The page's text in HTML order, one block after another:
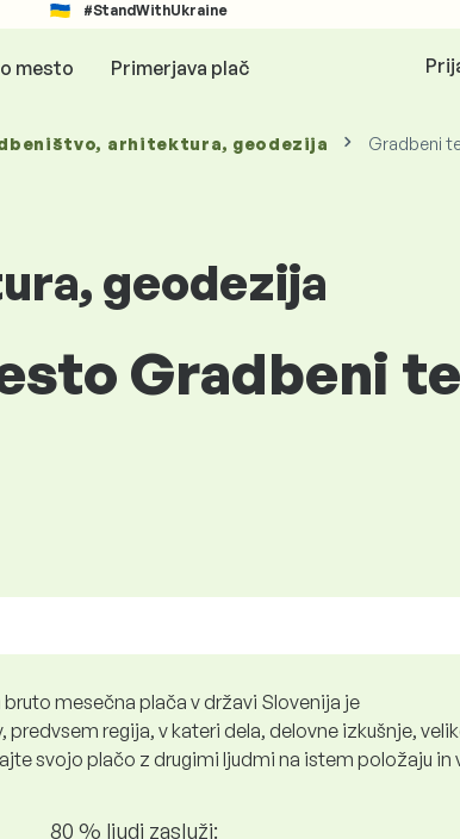
#StandWithUkraine
mesto Primerjava plač
arhitektura, geodezija Gradbeni
geodezija
Gradbeni
mesečna plača v državi Slovenija je
regija, v kateri dela, delovne izkušnje,
svojo plačo z drugimi ljudmi na istem položaju in
80 % ljudi zasluži: